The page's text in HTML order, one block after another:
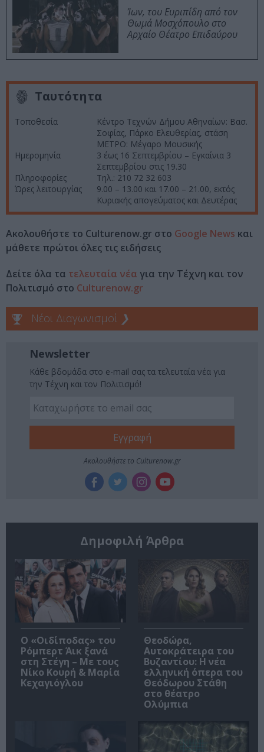
Ίων, του Ευριπίδη από τον
Θωμά Μοσχόπουλο στο
Αρχαίο Θέατρο Επιδαύρου
Ταυτότητα
Τοποθεσία
Κέντρο Τεχνών Δήμου Αθηναίων: Βασ.
Σοφίας, Πάρκο Ελευθερίας, στάση
ΜΕΤΡΟ: Μέγαρο Μουσικής
Ημερομηνία
3 έως 16 Σεπτεμβρίου – Εγκαίνια 3
Σεπτεμβρίου στις 19.30
Πληροφορίες
Τηλ.: 210 72 32 603
Ώρες λειτουργίας
9.00 – 13.00 και 17.00 – 21.00, εκτός
Κυριακής απογεύματος και Δευτέρας
Ακολουθήστε το Culturenow.gr στο Google News και
μάθετε πρώτοι όλες τις ειδήσεις
Δείτε όλα τα τελευταία νέα για την Τέχνη και τον
Πολιτισμό στο Culturenow.gr
Νέοι Διαγωνισμοί ❯
Newsletter
Κάθε βδομάδα στο e-mail σας τα τελευταία νέα για
την Τέχνη και τον Πολιτισμό!
Ακολουθήστε το Culturenow.gr
Δημοφιλή Άρθρα
O «Οιδίποδας» του
Ρόμπερτ Άικ ξανά
στη Στέγη – Με τους
Νίκο Κουρή & Μαρία
Κεχαγιόγλου
Θεοδώρα,
Αυτοκράτειρα του
Βυζαντίου: Η νέα
ελληνική όπερα του
Θεόδωρου Στάθη
στο θέατρο
Ολύμπια